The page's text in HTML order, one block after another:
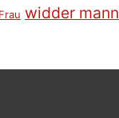
widder mann